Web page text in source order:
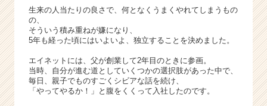
が
届
く
活
サ
イ
生来の人当たりの良さで、何となくうまくやれてしまうもの
の、
そういう積み重ねが嫌になり、
5年も経った頃にはいよいよ、独立することを決めました。
エイネットには、父が創業して2年目のときに参画。
当時、自分が進む道としていくつかの選択肢があった中で、
毎日、親子でものすごくシビアな話を続け、
「やってやるか！」と腹をくくって入社したのです。